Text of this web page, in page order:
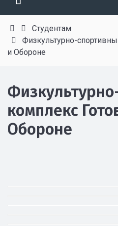
Студентам
Физкультурно-
и Обороне
комплекс
Обороне